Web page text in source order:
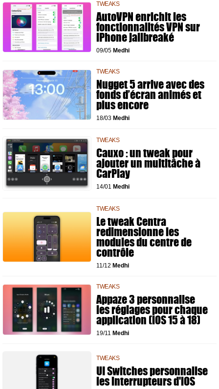
TWEAKS
AutoVPN enrichit les
fonctionnalités VPN sur
iPhone jailbreaké
09/05 Medhi
TWEAKS
Nugget 5 arrive avec des
fonds d’écran animés et
plus encore
18/03 Medhi
TWEAKS
Cauxo : un tweak pour
ajouter un multitâche à
CarPlay
14/01 Medhi
TWEAKS
Le tweak Centra
redimensionne les
modules du centre de
contrôle
11/12 Medhi
TWEAKS
Appaze 3 personnalise
les réglages pour chaque
application (iOS 15 à 18)
19/11 Medhi
TWEAKS
UI Switches personnalise
les interrupteurs d'iOS